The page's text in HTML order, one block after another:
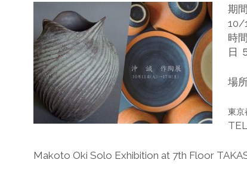
期
10/
時
日
場
東京
Makoto Oki Solo Exhibition at 7th Floor